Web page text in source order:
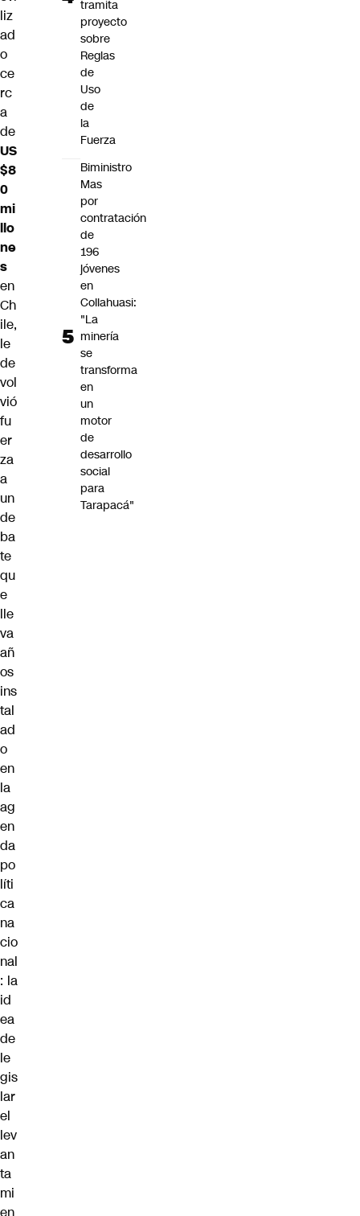
liz
ad
o
ce
rc
a
de
US
$8
0
mi
llo
ne
s
en
Ch
ile,
le
de
vol
vió
fu
er
za
a
un
de
ba
te
qu
e
lle
va
añ
os
ins
tal
ad
o
en
la
ag
en
da
po
líti
ca
na
cio
nal
: la
id
ea
de
le
gis
lar
el
lev
an
ta
mi
en
tramita
proyecto
sobre
Reglas
de
Uso
de
la
Fuerza
Biministro
Mas
por
contratación
de
196
jóvenes
en
Collahuasi:
"La
minería
se
transforma
en
un
motor
de
desarrollo
social
para
Tarapacá"